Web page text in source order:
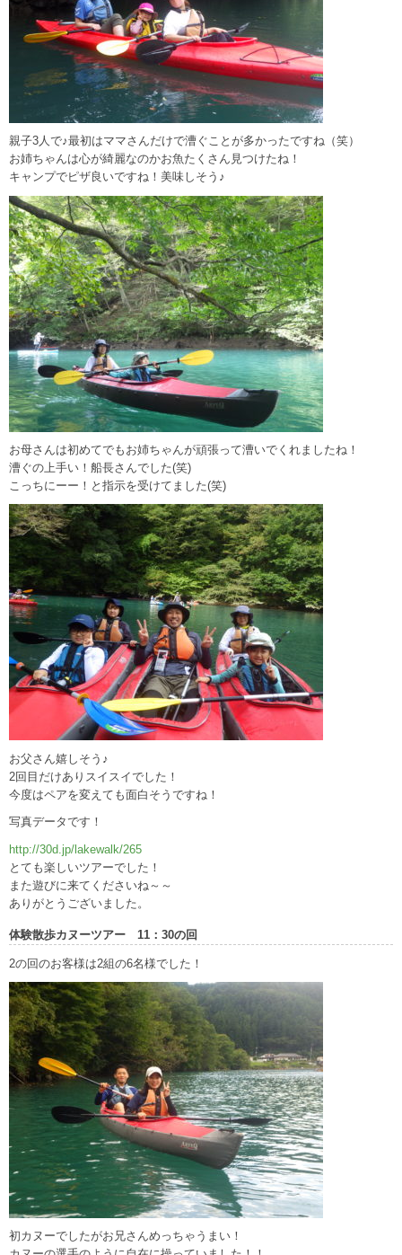
親子3人で♪最初はママさんだけで漕ぐことが多かったですね（笑）
お姉ちゃんは心が綺麗なのかお魚たくさん見つけたね！
キャンプでピザ良いですね！美味しそう♪
お母さんは初めてでもお姉ちゃんが頑張って漕いでくれましたね！
漕ぐの上手い！船長さんでした(笑)
こっちにーー！と指示を受けてました(笑)
お父さん嬉しそう♪
2回目だけありスイスイでした！
今度はペアを変えても面白そうですね！
写真データです！
http://30d.jp/lakewalk/265
とても楽しいツアーでした！
また遊びに来てくださいね～～
ありがとうございました。
体験散歩カヌーツアー 11：30の回
2の回のお客様は2組の6名様でした！
初カヌーでしたがお兄さんめっちゃうまい！